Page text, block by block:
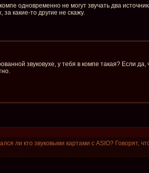
одновременно не могут звучать два
какие-то другие не скажу.
звуковухе, у тебя в компе такая? Если да,
ли кто звуковыми картами с ASIO? Говорят,